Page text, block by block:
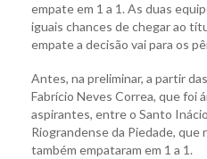
empate em 1 a 1. As duas
iguais chances de chegar ao
empate a decisão vai para os
Antes, na preliminar, a partir
Fabrício Neves Correa, que foi
aspirantes, entre o Santo
Riograndense da Piedade,
também empataram em 1 a 1.